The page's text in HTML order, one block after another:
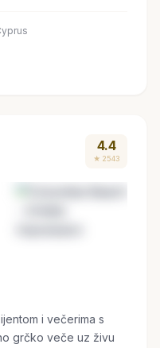
4.4
★ 2543
i večerima s
grčko veče uz živu